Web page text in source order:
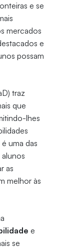
e se
mercados
e
possam
traz
que
lhes
uma das
as
melhor às
e
se